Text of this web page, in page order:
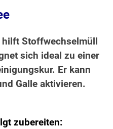
Stoffwechselmüll
sich ideal zu einer
Er kann
Galle aktivieren.
zubereiten: